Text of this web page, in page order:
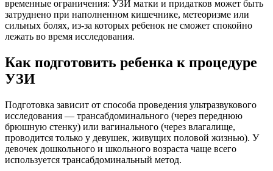
временные ограничения: УЗИ матки и придатков может быть
затруднено при наполненном кишечнике, метеоризме или
сильных болях, из-за которых ребенок не сможет спокойно
лежать во время исследования.
Как подготовить ребенка к процедуре
УЗИ
Подготовка зависит от способа проведения ультразвукового
исследования — трансабдоминального (через переднюю
брюшную стенку) или вагинального (через влагалище,
проводится только у девушек, живущих половой жизнью). У
девочек дошкольного и школьного возраста чаще всего
используется трансабдоминальный метод.